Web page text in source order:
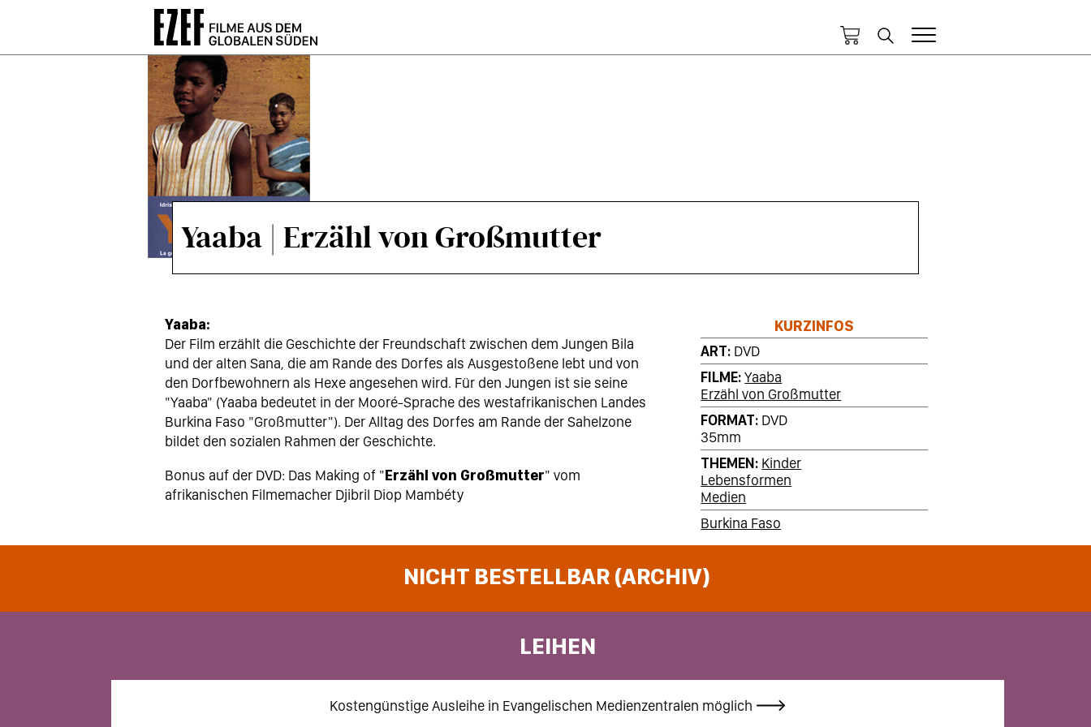
Yaaba | Erzähl von Großmutter
Yaaba:
Der Film erzählt die Geschichte der Freundschaft zwischen dem Jungen Bila
und der alten Sana, die am Rande des Dorfes als Ausgestoßene lebt und von
den Dorfbewohnern als Hexe angesehen wird. Für den Jungen ist sie seine
"Yaaba" (Yaaba bedeutet in der Mooré-Sprache des westafrikanischen Landes
Burkina Faso "Großmutter"). Der Alltag des Dorfes am Rande der Sahelzone
bildet den sozialen Rahmen der Geschichte.
Bonus auf der DVD: Das Making of "Erzähl von Großmutter" vom
afrikanischen Filmemacher Djibril Diop Mambéty
KURZINFOS
ART DVD
FILME Yaaba
Erzähl von Großmutter
FORMAT DVD
35mm
THEMEN Kinder
Lebensformen
Medien
Burkina Faso
LEIHEN
Kostengünstige Ausleihe in Evangelischen Medienzentralen möglich
NICHT BESTELLBAR (ARCHIV)